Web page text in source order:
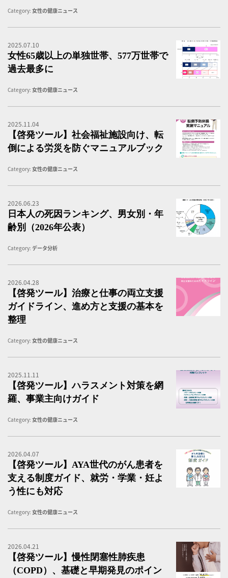
Category: 女性の健康ニュース
2025.07.10
女性65歳以上の単独世帯、577万世帯で
過去最多に
Category: 女性の健康ニュース
2025.11.04
【啓発ツール】社会福祉施設向け、転
倒による労災を防ぐマニュアルブック
Category: 女性の健康ニュース
2026.06.23
日本人の死因ランキング、男女別・年
齢別（2026年公表）
Category: データ分析
2026.04.28
【啓発ツール】治療と仕事の両立支援
ガイドライン、進め方と支援の基本を
整理
Category: 女性の健康ニュース
2025.11.11
【啓発ツール】ハラスメント対策を網
羅、事業主向けガイド
Category: 女性の健康ニュース
2026.04.07
【啓発ツール】AYA世代のがん患者を
支える制度ガイド、就労・学業・妊よ
う性にも対応
Category: 女性の健康ニュース
2026.04.21
【啓発ツール】慢性閉塞性肺疾患
（COPD）、基礎と早期発見のポイン